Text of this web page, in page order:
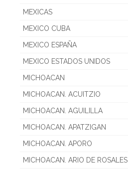
MEXICAS
MEXICO CUBA
MEXICO ESPAÑA
MEXICO ESTADOS UNIDOS
MICHOACAN
MICHOACAN. ACUITZIO
MICHOACAN. AGUILILLA
MICHOACAN. APATZIGAN
MICHOACAN. APORO
MICHOACAN. ARIO DE ROSALES